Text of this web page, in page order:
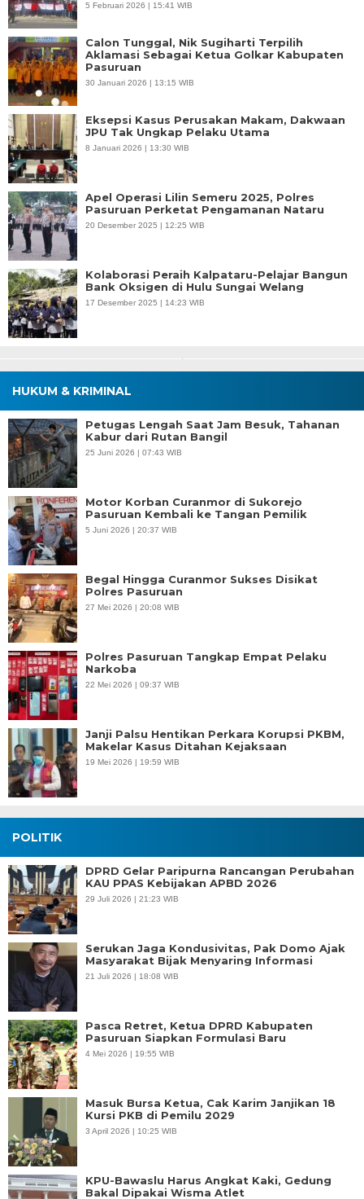
5 Februari 2026 | 15:41 WIB
Calon Tunggal, Nik Sugiharti Terpilih
Aklamasi Sebagai Ketua Golkar Kabupaten
Pasuruan
30 Januari 2026 | 13:15 WIB
Eksepsi Kasus Perusakan Makam, Dakwaan
JPU Tak Ungkap Pelaku Utama
8 Januari 2026 | 13:30 WIB
Apel Operasi Lilin Semeru 2025, Polres
Pasuruan Perketat Pengamanan Nataru
20 Desember 2025 | 12:25 WIB
Kolaborasi Peraih Kalpataru-Pelajar Bangun
Bank Oksigen di Hulu Sungai Welang
17 Desember 2025 | 14:23 WIB
HUKUM & KRIMINAL
Petugas Lengah Saat Jam Besuk, Tahanan
Kabur dari Rutan Bangil
25 Juni 2026 | 07:43 WIB
Motor Korban Curanmor di Sukorejo
Pasuruan Kembali ke Tangan Pemilik
5 Juni 2026 | 20:37 WIB
Begal Hingga Curanmor Sukses Disikat
Polres Pasuruan
27 Mei 2026 | 20:08 WIB
Polres Pasuruan Tangkap Empat Pelaku
Narkoba
22 Mei 2026 | 09:37 WIB
Janji Palsu Hentikan Perkara Korupsi PKBM,
Makelar Kasus Ditahan Kejaksaan
19 Mei 2026 | 19:59 WIB
POLITIK
DPRD Gelar Paripurna Rancangan Perubahan
KAU PPAS Kebijakan APBD 2026
29 Juli 2026 | 21:23 WIB
Serukan Jaga Kondusivitas, Pak Domo Ajak
Masyarakat Bijak Menyaring Informasi
21 Juli 2026 | 18:08 WIB
Pasca Retret, Ketua DPRD Kabupaten
Pasuruan Siapkan Formulasi Baru
4 Mei 2026 | 19:55 WIB
Masuk Bursa Ketua, Cak Karim Janjikan 18
Kursi PKB di Pemilu 2029
3 April 2026 | 10:25 WIB
KPU-Bawaslu Harus Angkat Kaki, Gedung
Bakal Dipakai Wisma Atlet